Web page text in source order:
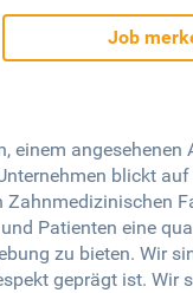
Job
einem
blickt
Patienten eine
zu bieten. Wir
geprägt ist.